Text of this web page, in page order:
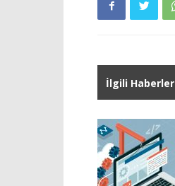
İlgili Haberler